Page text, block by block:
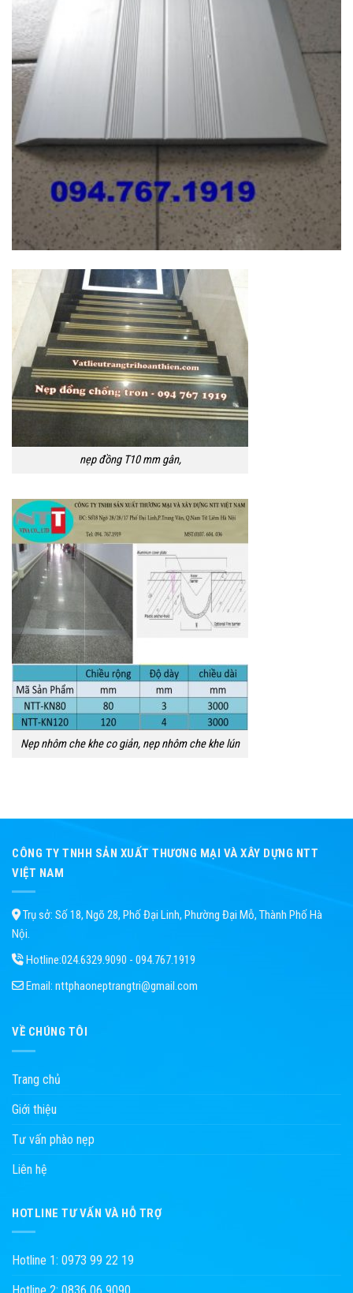
nẹp đồng T10 mm gân,
Nẹp nhôm che khe co giản, nẹp nhôm che khe lún
CÔNG TY TNHH SẢN XUẤT THƯƠNG MẠI VÀ XÂY DỰNG NTT
VIỆT NAM
Trụ sở: Số 18, Ngõ 28, Phố Đại Linh, Phường Đại Mỗ, Thành Phố Hà
Nội.
Hotline:024.6329.9090 - 094.767.1919
Email: nttphaoneptrangtri@gmail.com
VỀ CHÚNG TÔI
Trang chủ
Giới thiệu
Tư vấn phào nẹp
Liên hệ
HOTLINE TƯ VẤN VÀ HỖ TRỢ
Hotline 1: 0973 99 22 19